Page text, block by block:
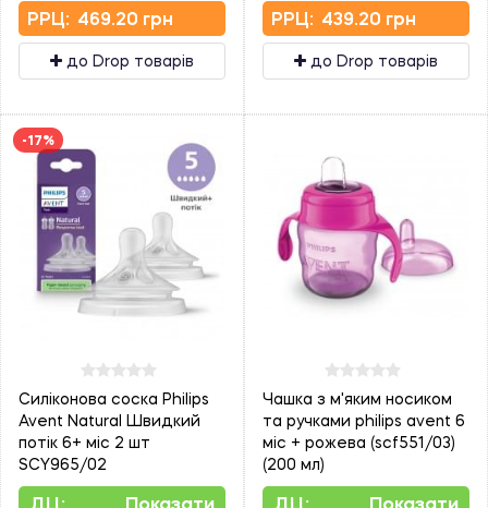
PPЦ: 469.20 грн
до Drop товарів
PPЦ: 439.20 грн
до Drop товарів
-17%
Силіконова соска Philips
Avent Natural Швидкий
потік 6+ міс 2 шт
SCY965/02
ДЦ: Показати
Чашка з м'яким носиком
та ручками philips avent 6
міс + рожева (scf551/03)
(200 мл)
ДЦ: Показати